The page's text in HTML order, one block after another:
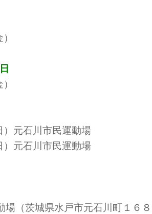
）元石川市民運動場
）元石川市民運動場
場（茨城県水戸市元石川町１６８